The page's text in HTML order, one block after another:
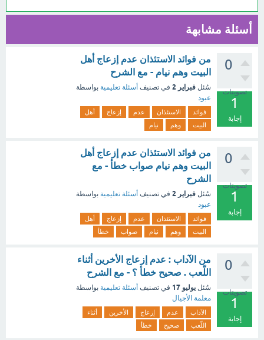
أسئلة مشابهة
0
تصويتات
1
إجابة
من فوائد الاستئذان عدم إزعاج أهل
البيت وهم نيام - مع الشرح
سُئل فبراير 2 في تصنيف أسئلة تعليمية بواسطة
عبود
فوائد الاستئذان عدم إزعاج
أهل
البيت
وهم نيام
0
تصويتات
1
إجابة
من فوائد الاستئذان عدم إزعاج أهل
البيت وهم نيام صواب خطأ - مع
الشرح
سُئل فبراير 2 في تصنيف أسئلة تعليمية بواسطة
عبود
فوائد الاستئذان عدم إزعاج
أهل
البيت
وهم نيام صواب خطأ
0
تصويتات
1
إجابة
من الآداب : عدم إزعاج الأخرين أثناء
اللّعب . صحيح خطأ ؟ - مع الشرح
سُئل يوليو 17 في تصنيف أسئلة تعليمية بواسطة
معلمة الأجيال
الآداب عدم إزعاج الأخرين
أثناء
اللّعب
صحيح خطأ